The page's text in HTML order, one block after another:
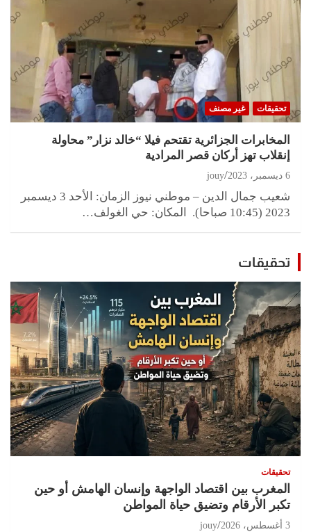
تحقيقات غير مصنف
المخابرات الجزائرية تقتحم فيلا “خالد نزار” محاولة
إنقلاب تهز أركان قصر المرادية
6 ديسمبر، 2023 jouy
شعيب جمال الدين – موطني نيوز الزمان: الأحد 3 ديسمبر
2023 (10:45 صباحا). المكان: حي الغولف…
تحقيقات
تحقيقات
المغرب بين اقتصاد الواجهة وإنسان الهامش أو حين
تكبر الأرقام وتضيق حياة المواطن
3 أغسطس، 2026 jouy